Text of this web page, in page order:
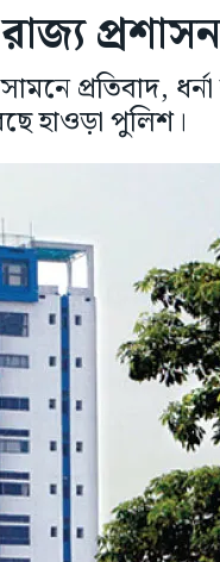
প্রশাসন
প্রতিবাদ, ধর্না
হাওড়া পুলিশ।